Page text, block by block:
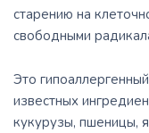
старению на
свободными
Это
известных
кукурузы, пшеницы,